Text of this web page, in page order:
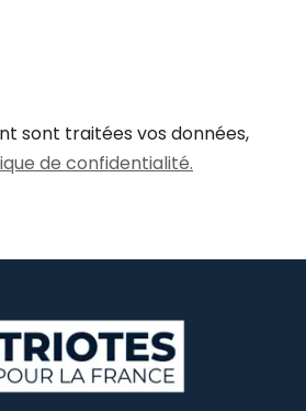
sont traitées vos données,
de confidentialité.